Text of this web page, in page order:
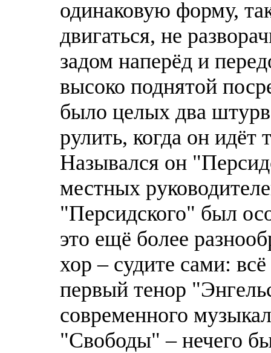
одинаковую форму,
двигаться, не
задом наперёд и
высоко поднятой
было целых двa
рулить, когда он идёт
Назывался он
местных
"Персидского" был
это ещё более
хор – судите сами:
первый тенор
современного
"Свободы" – нечего